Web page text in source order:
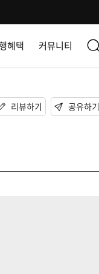
혜택 커뮤니티
리뷰하기 공유하기